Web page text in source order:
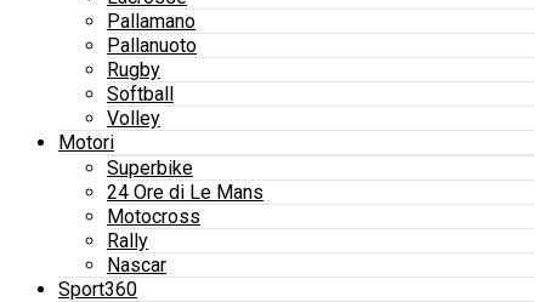
Pallamano
Pallanuoto
Rugby
Softball
Volley
Motori
Superbike
24 Ore di Le Mans
Motocross
Rally
Nascar
Sport360